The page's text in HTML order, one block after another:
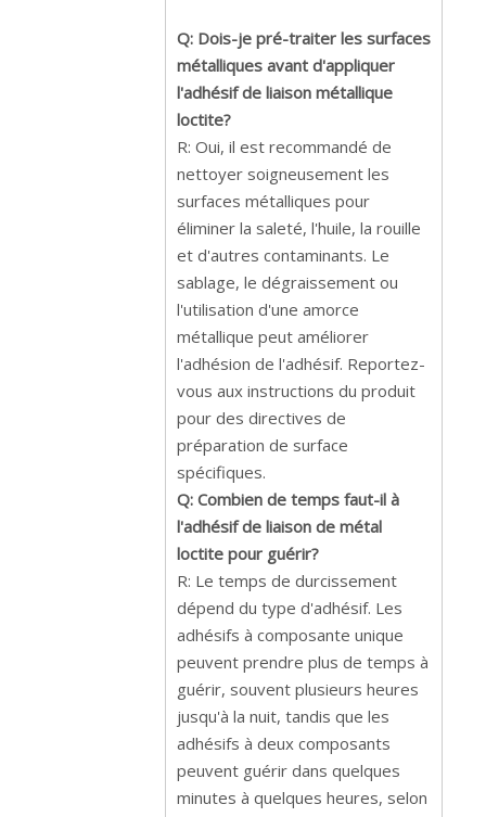
Q: Dois-je pré-traiter les surfaces
métalliques avant d'appliquer
l'adhésif de liaison métallique
loctite?
R: Oui, il est recommandé de
nettoyer soigneusement les
surfaces métalliques pour
éliminer la saleté, l'huile, la rouille
et d'autres contaminants. Le
sablage, le dégraissement ou
l'utilisation d'une amorce
métallique peut améliorer
l'adhésion de l'adhésif. Reportez-
vous aux instructions du produit
pour des directives de
préparation de surface
spécifiques.
Q: Combien de temps faut-il à
l'adhésif de liaison de métal
loctite pour guérir?
R: Le temps de durcissement
dépend du type d'adhésif. Les
adhésifs à composante unique
peuvent prendre plus de temps à
guérir, souvent plusieurs heures
jusqu'à la nuit, tandis que les
adhésifs à deux composants
peuvent guérir dans quelques
minutes à quelques heures, selon